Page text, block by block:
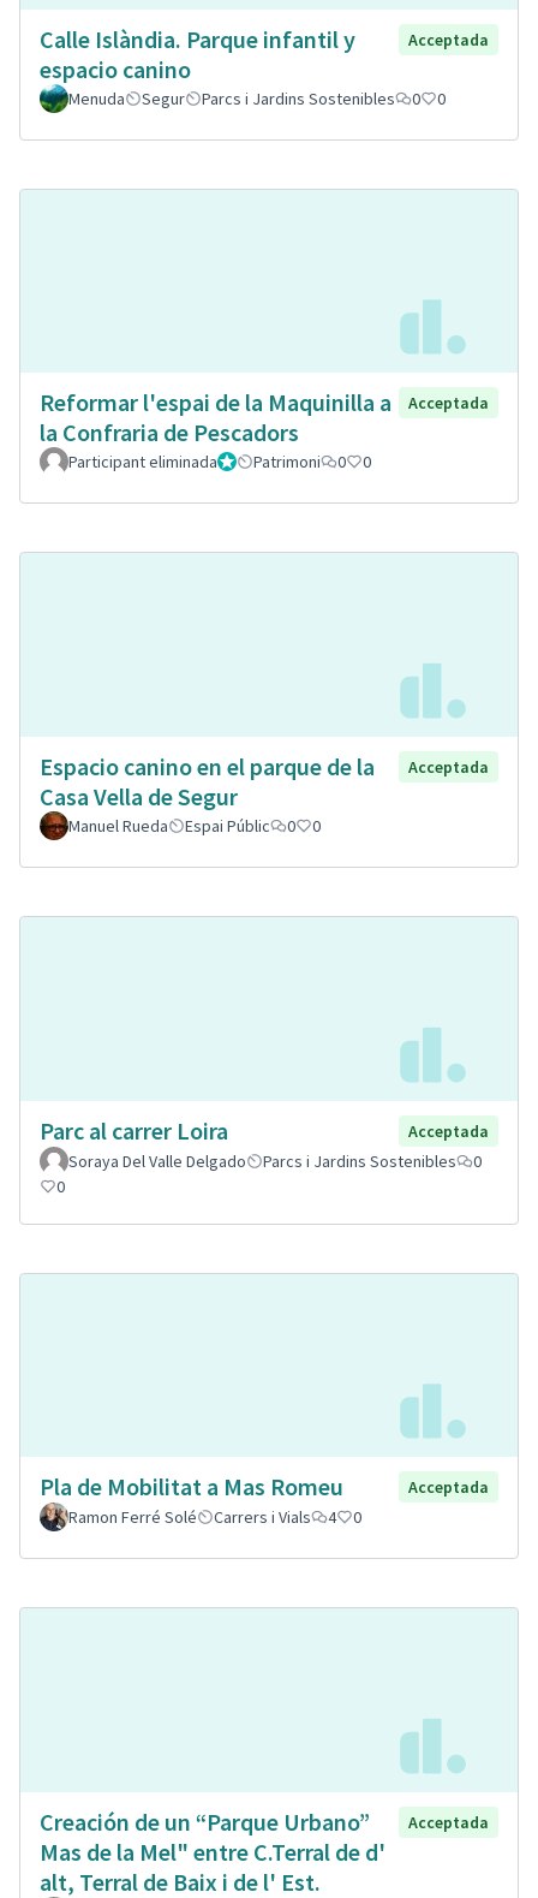
Calle Islàndia. Parque infantil y
espacio canino
Acceptada
Menuda Segur Parcs i Jardins Sostenibles 0 0
Reformar l'espai de la Maquinilla a
la Confraria de Pescadors
Acceptada
Participant eliminadaAdministrador
Patrimoni 0 0
Espacio canino en el parque de la
Casa Vella de Segur
Acceptada
Manuel Rueda Espai Públic 0 0
Parc al carrer Loira
Acceptada
Soraya Del Valle Delgado
Parcs i Jardins Sostenibles
0
0
Pla de Mobilitat a Mas Romeu
Acceptada
Ramon Ferré Solé
Carrers i Vials 4 0
Creación de un “Parque Urbano”
Mas de la Mel" entre C.Terral de d'
alt, Terral de Baix i de l' Est.
Acceptada